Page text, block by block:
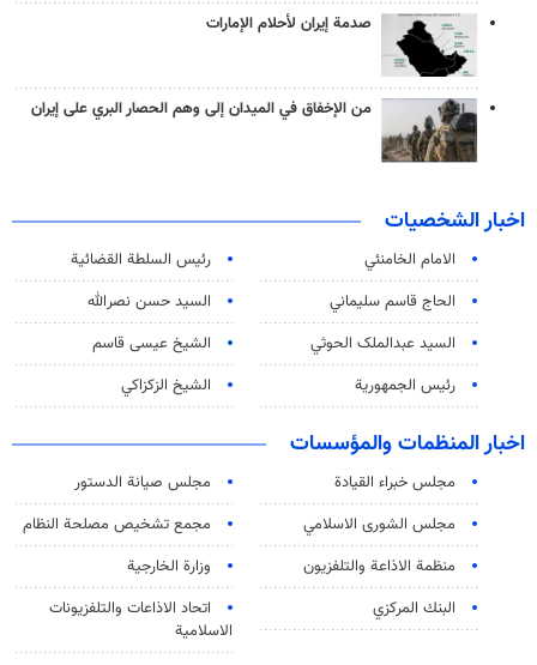
صدمة إيران لأحلام الإمارات
من الإخفاق في الميدان إلى وهم الحصار البري على إيران
اخبار الشخصيات
الامام الخامنئي
رئیس السلطة القضائیة
الحاج قاسم سليماني
السيد حسن نصرالله
السید عبدالملک الحوثي
الشيخ عيسى قاسم
رئيس الجمهورية
الشيخ الزكزاكي
اخبار المنظمات والمؤسسات
مجلس خبراء القيادة
مجلس صيانة الدستور
مجلس الشورى الاسلامي
مجمع تشخيص مصلحة النظام
منظمة الاذاعة والتلفزیون
وزارة الخارجية
البنك المركزي
اتحاد الاذاعات والتلفزيونات
الاسلامية